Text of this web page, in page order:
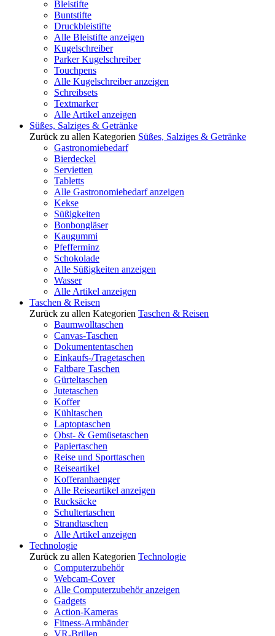
Bleistifte
Buntstifte
Druckbleistifte
Alle Bleistifte anzeigen
Kugelschreiber
Parker Kugelschreiber
Touchpens
Alle Kugelschreiber anzeigen
Schreibsets
Textmarker
Alle Artikel anzeigen
Süßes, Salziges & Getränke
Zurück zu allen Kategorien Süßes, Salziges & Getränke
Gastronomiebedarf
Bierdeckel
Servietten
Tabletts
Alle Gastronomiebedarf anzeigen
Kekse
Süßigkeiten
Bonbongläser
Kaugummi
Pfefferminz
Schokolade
Alle Süßigkeiten anzeigen
Wasser
Alle Artikel anzeigen
Taschen & Reisen
Zurück zu allen Kategorien Taschen & Reisen
Baumwolltaschen
Canvas-Taschen
Dokumententaschen
Einkaufs-/Tragetaschen
Faltbare Taschen
Gürteltaschen
Jutetaschen
Koffer
Kühltaschen
Laptoptaschen
Obst- & Gemüsetaschen
Papiertaschen
Reise und Sporttaschen
Reiseartikel
Kofferanhaenger
Alle Reiseartikel anzeigen
Rucksäcke
Schultertaschen
Strandtaschen
Alle Artikel anzeigen
Technologie
Zurück zu allen Kategorien Technologie
Computerzubehör
Webcam-Cover
Alle Computerzubehör anzeigen
Gadgets
Action-Kameras
Fitness-Armbänder
VR-Brillen